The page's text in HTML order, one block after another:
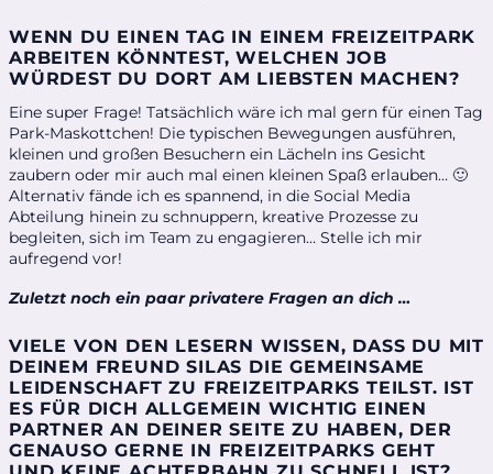
WENN DU EINEN TAG IN EINEM FREIZEITPARK
ARBEITEN KÖNNTEST, WELCHEN JOB
WÜRDEST DU DORT AM LIEBSTEN MACHEN?
Eine super Frage! Tatsächlich wäre ich mal gern für einen Tag
Park-Maskottchen! Die typischen Bewegungen ausführen,
kleinen und großen Besuchern ein Lächeln ins Gesicht
zaubern oder mir auch mal einen kleinen Spaß erlauben… 🙂
Alternativ fände ich es spannend, in die Social Media
Abteilung hinein zu schnuppern, kreative Prozesse zu
begleiten, sich im Team zu engagieren… Stelle ich mir
aufregend vor!
Zuletzt noch ein paar privatere Fragen an dich …
VIELE VON DEN LESERN WISSEN, DASS DU MIT
DEINEM FREUND SILAS DIE GEMEINSAME
LEIDENSCHAFT ZU FREIZEITPARKS TEILST. IST
ES FÜR DICH ALLGEMEIN WICHTIG EINEN
PARTNER AN DEINER SEITE ZU HABEN, DER
GENAUSO GERNE IN FREIZEITPARKS GEHT